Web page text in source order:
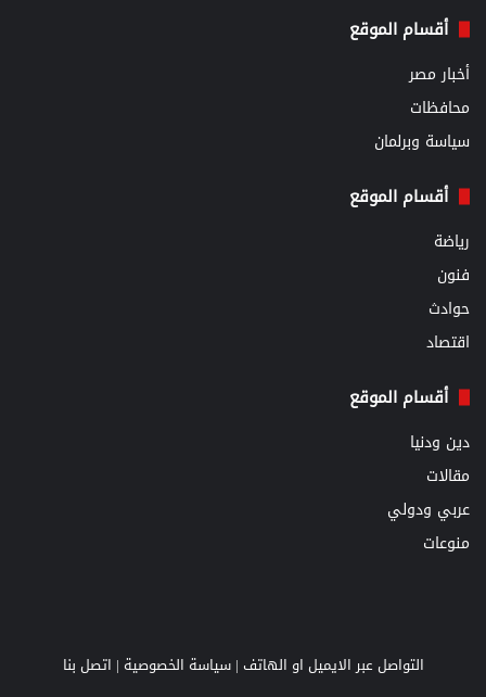
أقسام الموقع
أخبار مصر
محافظات
سياسة وبرلمان
أقسام الموقع
رياضة
فنون
حوادث
اقتصاد
أقسام الموقع
دين ودنيا
مقالات
عربي ودولي
منوعات
التواصل عبر الايميل او الهاتف |سياسة الخصوصية | اتصل بنا